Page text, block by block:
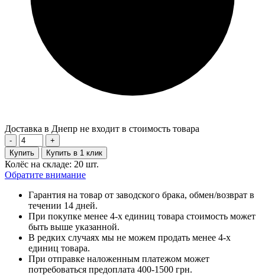
Доставка в Днепр не входит в стоимость товара
-
+
Купить
Купить в 1 клик
Колёс на складе: 20 шт.
Обратите внимание
Гарантия на товар от заводского брака, обмен/возврат в
течении 14 дней.
При покупке менее 4-х единиц товара стоимость может
быть выше указанной.
В редких случаях мы не можем продать менее 4-х
единиц товара.
При отправке наложенным платежом может
потребоваться предоплата 400-1500 грн.